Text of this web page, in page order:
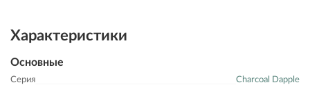
Характеристики
Основные
Серия
Charcoal Dapple